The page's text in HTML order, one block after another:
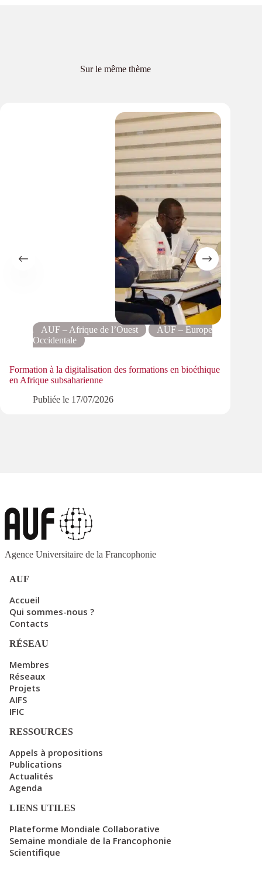
Sur le même thème
AUF – Afrique de l’Ouest
AUF – Europe
Occidentale
Formation à la digitalisation des formations en bioéthique
en Afrique subsaharienne
Publiée le 17/07/2026
Agence Universitaire de la Francophonie
AUF
Accueil
Qui sommes-nous ?
Contacts
RÉSEAU
Membres
Réseaux
Projets
AIFS
IFIC
RESSOURCES
Appels à propositions
Publications
Actualités
Agenda
LIENS UTILES
Plateforme Mondiale Collaborative
Semaine mondiale de la Francophonie
Scientifique